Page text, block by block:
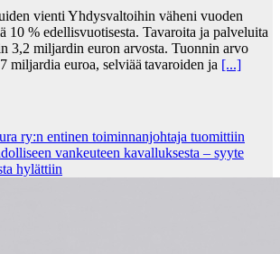
vienti Yhdysvaltoihin väheni vuoden
10 % edellisvuotisesta. Tavaroita ja palveluita
3,2 miljardin euron arvosta. Tuonnin arvo
miljardia euroa, selviää tavaroiden ja [...]
ry:n entinen toiminnanjohtaja tuo­mit­tiin
van­keu­teen ka­val­luk­ses­ta – syyte
hy­lät­tiin